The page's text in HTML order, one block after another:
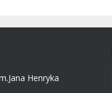
Henryka